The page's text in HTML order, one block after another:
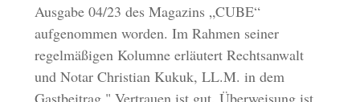
Ausgabe 04/23 des Magazins „CUBE“
aufgenommen worden. Im Rahmen seiner
regelmäßigen Kolumne erläutert Rechtsanwalt
und Notar Christian Kukuk, LL.M. in dem
Gastbeitrag " Vertrauen ist gut, Überweisung ist